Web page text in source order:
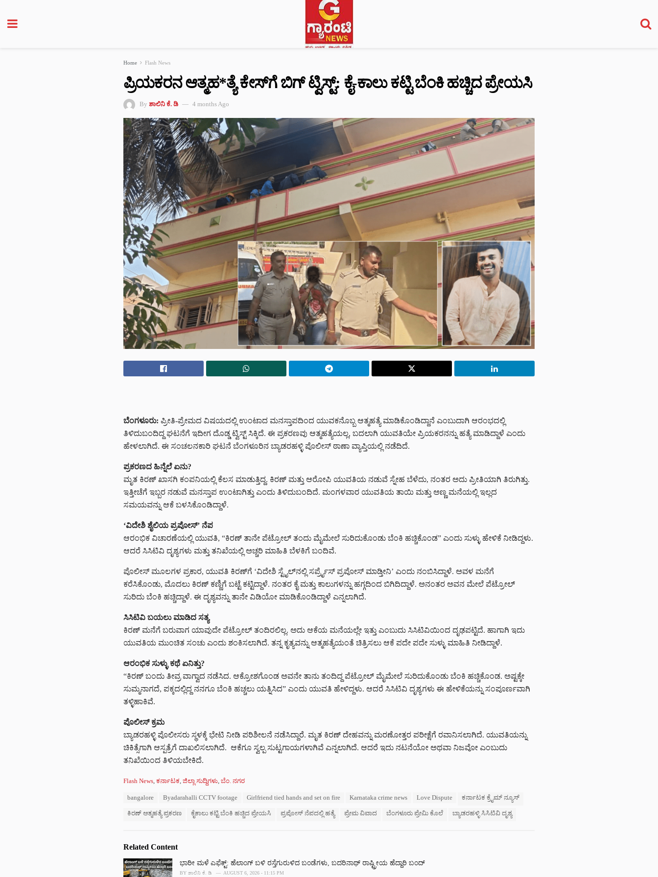
Home Flash News
ಪ್ರಿಯಕರನ ಆತ್ಮಹ*ತ್ಯೆ ಕೇಸ್‌ಗೆ ಬಿಗ್‌ ಟ್ವಿಸ್ಟ್: ಕೈ-ಕಾಲು ಕಟ್ಟಿ ಬೆಂಕಿ ಹಚ್ಚಿದ ಪ್ರೇಯಸಿ
By ಶಾಲಿನಿ ಕೆ. ಡಿ 4 months Ago
ಬೆಂಗಳೂರು: ಪ್ರೀತಿ-ಪ್ರೇಮದ ವಿಷಯದಲ್ಲಿ ಉಂಟಾದ ಮನಸ್ತಾಪದಿಂದ ಯುವಕನೊಬ್ಬ ಆತ್ಮಹತ್ಯೆ ಮಾಡಿಕೊಂಡಿದ್ದಾನೆ ಎಂಬುದಾಗಿ ಆರಂಭದಲ್ಲಿ
ತಿಳಿದುಬಂದಿದ್ದ ಘಟನೆಗೆ ಇದೀಗ ದೊಡ್ಡ ಟ್ವಿಸ್ಟ್ ಸಿಕ್ಕಿದೆ. ಈ ಪ್ರಕರಣವು ಆತ್ಮಹತ್ಯೆಯಲ್ಲ, ಬದಲಾಗಿ ಯುವತಿಯೇ ಪ್ರಿಯಕರನನ್ನು ಹತ್ಯೆ ಮಾಡಿದ್ದಾಳೆ ಎಂದು
ಹೇಳಲಾಗಿದೆ. ಈ ಸಂಚಲನಕಾರಿ ಘಟನೆ ಬೆಂಗಳೂರಿನ ಬ್ಯಾಡರಹಳ್ಳಿ ಪೊಲೀಸ್ ಠಾಣಾ ವ್ಯಾಪ್ತಿಯಲ್ಲಿ ನಡೆದಿದೆ.
ಪ್ರಕರಣದ ಹಿನ್ನೆಲೆ ಏನು?
ಮೃತ ಕಿರಣ್ ಖಾಸಗಿ ಕಂಪನಿಯಲ್ಲಿ ಕೆಲಸ ಮಾಡುತ್ತಿದ್ದ. ಕಿರಣ್ ಮತ್ತು ಆರೋಪಿ ಯುವತಿಯ ನಡುವೆ ಸ್ನೇಹ ಬೆಳೆದು, ನಂತರ ಅದು ಪ್ರೀತಿಯಾಗಿ ತಿರುಗಿತ್ತು.
ಇತ್ತೀಚೆಗೆ ಇಬ್ಬರ ನಡುವೆ ಮನಸ್ತಾಪ ಉಂಟಾಗಿತ್ತು ಎಂದು ತಿಳಿದುಬಂದಿದೆ. ಮಂಗಳವಾರ ಯುವತಿಯ ತಾಯಿ ಮತ್ತು ಅಣ್ಣ ಮನೆಯಲ್ಲಿ ಇಲ್ಲದ
ಸಮಯವನ್ನು ಆಕೆ ಬಳಸಿಕೊಂಡಿದ್ದಾಳೆ.
‘ವಿದೇಶಿ ಶೈಲಿಯ ಪ್ರಪೋಸ್’ ನೆಪ
ಆರಂಭಿಕ ವಿಚಾರಣೆಯಲ್ಲಿ ಯುವತಿ, “ಕಿರಣ್ ತಾನೇ ಪೆಟ್ರೋಲ್ ತಂದು ಮೈಮೇಲೆ ಸುರಿದುಕೊಂಡು ಬೆಂಕಿ ಹಚ್ಚಿಕೊಂಡ” ಎಂದು ಸುಳ್ಳು ಹೇಳಿಕೆ ನೀಡಿದ್ದಳು.
ಆದರೆ ಸಿಸಿಟಿವಿ ದೃಶ್ಯಗಳು ಮತ್ತು ತನಿಖೆಯಲ್ಲಿ ಅಚ್ಚರಿ ಮಾಹಿತಿ ಬೆಳಕಿಗೆ ಬಂದಿವೆ.
ಪೊಲೀಸ್ ಮೂಲಗಳ ಪ್ರಕಾರ, ಯುವತಿ ಕಿರಣ್‌ಗೆ ‘ವಿದೇಶಿ ಸ್ಟೈಲ್‌ನಲ್ಲಿ ಸರ್ಪ್ರೈಸ್ ಪ್ರಪೋಸ್ ಮಾಡ್ತೀನಿ’ ಎಂದು ನಂಬಿಸಿದ್ದಾಳೆ. ಅವಳ ಮನೆಗೆ
ಕರೆಸಿಕೊಂಡು, ಮೊದಲು ಕಿರಣ್‌ ಕಣ್ಣಿಗೆ ಬಟ್ಟೆ ಕಟ್ಟಿದ್ದಾಳೆ. ನಂತರ ಕೈ ಮತ್ತು ಕಾಲುಗಳನ್ನು ಹಗ್ಗದಿಂದ ಬಿಗಿದಿದ್ದಾಳೆ. ಅನಂತರ ಅವನ ಮೇಲೆ ಪೆಟ್ರೋಲ್
ಸುರಿದು ಬೆಂಕಿ ಹಚ್ಚಿದ್ದಾಳೆ. ಈ ದೃಶ್ಯವನ್ನು ತಾನೇ ವಿಡಿಯೋ ಮಾಡಿಕೊಂಡಿದ್ದಾಳೆ ಎನ್ನಲಾಗಿದೆ.
ಸಿಸಿಟಿವಿ ಬಯಲು ಮಾಡಿದ ಸತ್ಯ
ಕಿರಣ್ ಮನೆಗೆ ಬರುವಾಗ ಯಾವುದೇ ಪೆಟ್ರೋಲ್ ತಂದಿರಲಿಲ್ಲ. ಅದು ಆಕೆಯ ಮನೆಯಲ್ಲೇ ಇತ್ತು ಎಂಬುದು ಸಿಸಿಟಿವಿಯಿಂದ ದೃಢಪಟ್ಟಿದೆ. ಹಾಗಾಗಿ ಇದು
ಯುವತಿಯ ಮುಂಚಿತ ಸಂಚು ಎಂದು ಶಂಕಿಸಲಾಗಿದೆ. ತನ್ನ ಕೃತ್ಯವನ್ನು ಆತ್ಮಹತ್ಯೆಯಂತೆ ಚಿತ್ರಿಸಲು ಆಕೆ ಪದೇ ಪದೇ ಸುಳ್ಳು ಮಾಹಿತಿ ನೀಡಿದ್ದಾಳೆ.
ಆರಂಭಿಕ ಸುಳ್ಳು ಕಥೆ ಏನಿತ್ತು?
“ಕಿರಣ್ ಬಂದು ತೀವ್ರ ವಾಗ್ವಾದ ನಡೆಸಿದ. ಆಕ್ರೋಶಗೊಂಡ ಅವನೇ ತಾನು ತಂದಿದ್ದ ಪೆಟ್ರೋಲ್ ಮೈಮೇಲೆ ಸುರಿದುಕೊಂಡು ಬೆಂಕಿ ಹಚ್ಚಿಕೊಂಡ. ಅಷ್ಟಕ್ಕೇ
ಸುಮ್ಮನಾಗದೆ, ಪಕ್ಕದಲ್ಲಿದ್ದ ನನಗೂ ಬೆಂಕಿ ಹಚ್ಚಲು ಯತ್ನಿಸಿದ” ಎಂದು ಯುವತಿ ಹೇಳಿದ್ದಳು. ಆದರೆ ಸಿಸಿಟಿವಿ ದೃಶ್ಯಗಳು ಈ ಹೇಳಿಕೆಯನ್ನು ಸಂಪೂರ್ಣವಾಗಿ
ತಳ್ಳಿಹಾಕಿವೆ.
ಪೊಲೀಸ್ ಕ್ರಮ
ಬ್ಯಾಡರಹಳ್ಳಿ ಪೊಲೀಸರು ಸ್ಥಳಕ್ಕೆ ಭೇಟಿ ನೀಡಿ ಪರಿಶೀಲನೆ ನಡೆಸಿದ್ದಾರೆ. ಮೃತ ಕಿರಣ್ ದೇಹವನ್ನು ಮರಣೋತ್ತರ ಪರೀಕ್ಷೆಗೆ ರವಾನಿಸಲಾಗಿದೆ. ಯುವತಿಯನ್ನು
ಚಿಕಿತ್ಸೆಗಾಗಿ ಆಸ್ಪತ್ರೆಗೆ ದಾಖಲಿಸಲಾಗಿದೆ. ಆಕೆಗೂ ಸ್ವಲ್ಪ ಸುಟ್ಟಗಾಯಗಳಾಗಿವೆ ಎನ್ನಲಾಗಿದೆ. ಆದರೆ ಇದು ನಟನೆಯೋ ಅಥವಾ ನಿಜವೋ ಎಂಬುದು
ತನಿಖೆಯಿಂದ ತಿಳಿಯಬೇಕಿದೆ.
C
e
s
:
Flash News, ಕರ್ನಾಟಕ, ಜಿಲ್ಲಾ ಸುದ್ದಿಗಳು, ಬೆಂ. ನಗರ
bangalore Byadarahalli CCTV footage Girlfriend tied hands and set on fire Karnataka crime news Love Dispute ಕರ್ನಾಟಕ ಕ್ರೈಮ್ ನ್ಯೂಸ್
ಕಿರಣ್ ಆತ್ಮಹತ್ಯೆ ಪ್ರಕರಣ ಕೈಕಾಲು ಕಟ್ಟಿ ಬೆಂಕಿ ಹಚ್ಚಿದ ಪ್ರೇಯಸಿ ಪ್ರಪೋಸ್ ನೆಪದಲ್ಲಿ ಹತ್ಯೆ ಪ್ರೇಮ ವಿವಾದ ಬೆಂಗಳೂರು ಪ್ರೇಮಿ ಕೊಲೆ ಬ್ಯಾಡರಹಳ್ಳಿ ಸಿಸಿಟಿವಿ ದೃಶ್ಯ
Related Content
ಭಾರೀ ಮಳೆ ಎಫೆಕ್ಟ್‌: ಹೆಲಾಂಗ್ ಬಳಿ ರಸ್ತೆಗುರುಳಿದ ಬಂಡೆಗಳು, ಬದರಿನಾಥ್‌ ರಾಷ್ಟ್ರೀಯ ಹೆದ್ದಾರಿ ಬಂದ್‌
BY ಶಾಲಿನಿ ಕೆ. ಡಿ AUGUST 6, 2026 - 11:15 PM